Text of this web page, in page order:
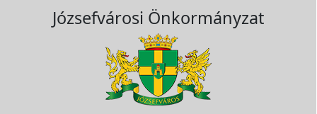
Józsefvárosi Önkormányzat